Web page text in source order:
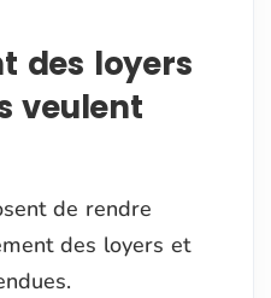
des loyers
veulent
de rendre
des loyers et